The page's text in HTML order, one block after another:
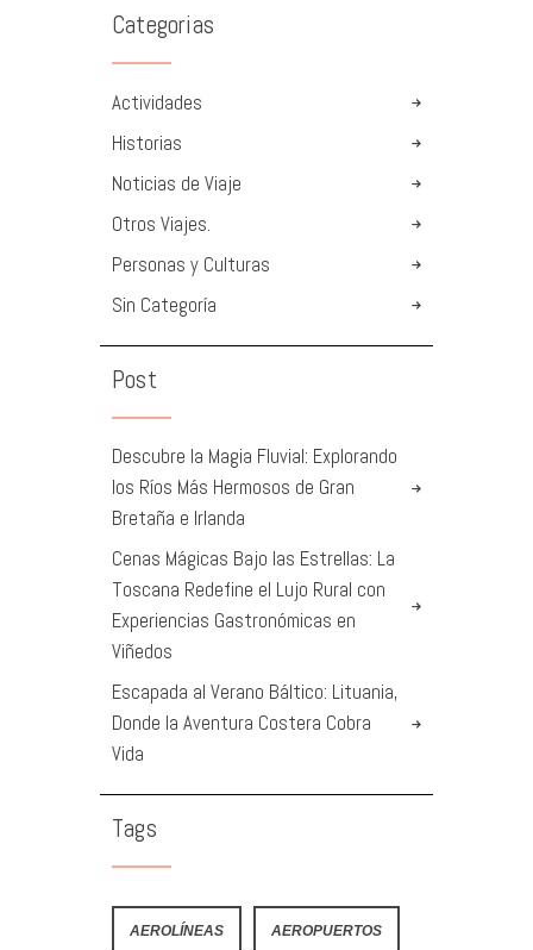
Categorias
Actividades
Historias
Noticias de Viaje
Otros Viajes.
Personas y Culturas
Sin Categoría
Post
Descubre la Magia Fluvial: Explorando
los Ríos Más Hermosos de Gran
Bretaña e Irlanda
Cenas Mágicas Bajo las Estrellas: La
Toscana Redefine el Lujo Rural con
Experiencias Gastronómicas en
Viñedos
Escapada al Verano Báltico: Lituania,
Donde la Aventura Costera Cobra
Vida
Tags
AEROLÍNEAS AEROPUERTOS